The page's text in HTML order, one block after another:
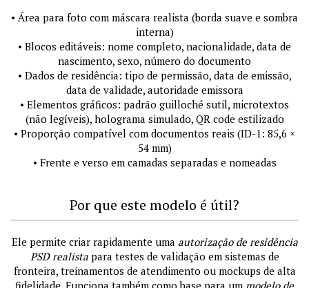
• Área para foto com máscara realista (borda suave e sombra
interna)
• Blocos editáveis: nome completo, nacionalidade, data de
nascimento, sexo, número do documento
• Dados de residência: tipo de permissão, data de emissão,
data de validade, autoridade emissora
• Elementos gráficos: padrão guilloché sutil, microtextos
(não legíveis), holograma simulado, QR code estilizado
• Proporção compatível com documentos reais (ID-1: 85,6 ×
54 mm)
• Frente e verso em camadas separadas e nomeadas
Por que este modelo é útil?
Ele permite criar rapidamente uma autorização de residência
PSD realistapara testes de validação em sistemas de
fronteira, treinamentos de atendimento ou mockups de alta
fidelidade. Funciona também como base para um modelo de